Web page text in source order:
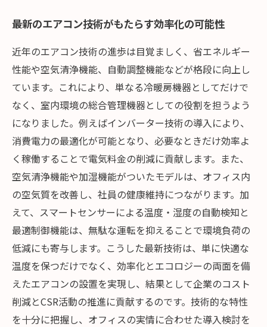
最新のエアコン技術がもたらす効率化の可能性
近年のエアコン技術の進歩は目覚ましく、省エネルギー
性能や空気清浄機能、自動調整機能などが格段に向上し
ています。これにより、単なる冷暖房機器としてだけで
なく、室内環境の総合管理機器としての役割を担うよう
になりました。例えばインバーター技術の導入により、
消費電力の最適化が可能となり、必要なときだけ効率よ
く稼働することで電気料金の削減に貢献します。また、
空気清浄機能や加湿機能がついたモデルは、オフィス内
の空気質を改善し、社員の健康維持につながります。加
えて、スマートセンサーによる温度・湿度の自動検知と
最適制御機能は、無駄な運転を抑えることで環境負荷の
低減にも寄与します。こうした最新技術は、単に快適な
温度を保つだけでなく、効率化とエコロジーの両面を備
えたエアコンの設置を実現し、結果として企業のコスト
削減とCSR活動の推進に貢献するのです。技術的な特性
を十分に把握し、オフィスの実情に合わせた導入検討を